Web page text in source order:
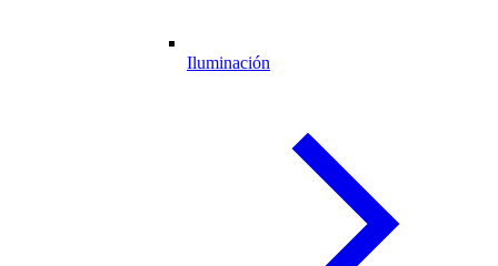
Iluminación